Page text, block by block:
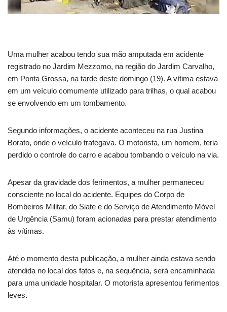
Uma mulher acabou tendo sua mão amputada em acidente
registrado no Jardim Mezzomo, na região do Jardim Carvalho,
em Ponta Grossa, na tarde deste domingo (19). A vítima estava
em um veículo comumente utilizado para trilhas, o qual acabou
se envolvendo em um tombamento.
Segundo informações, o acidente aconteceu na rua Justina
Borato, onde o veículo trafegava. O motorista, um homem, teria
perdido o controle do carro e acabou tombando o veículo na via.
Apesar da gravidade dos ferimentos, a mulher permaneceu
consciente no local do acidente. Equipes do Corpo de
Bombeiros Militar, do Siate e do Serviço de Atendimento Móvel
de Urgência (Samu) foram acionadas para prestar atendimento
às vítimas.
Até o momento desta publicação, a mulher ainda estava sendo
atendida no local dos fatos e, na sequência, será encaminhada
para uma unidade hospitalar. O motorista apresentou ferimentos
leves.